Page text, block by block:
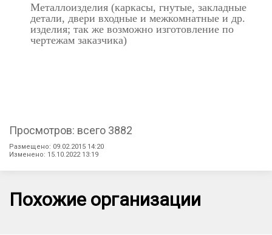
Металлоизделия (каркасы, гнутые, закладные
детали, двери входные и межкомнатные и др.
изделия; так же возможно изготовление по
чертежам заказчика)
Просмотров: всего 3882
Размещено: 09.02.2015 14:20
Изменено: 15.10.2022 13:19
Похожие организации